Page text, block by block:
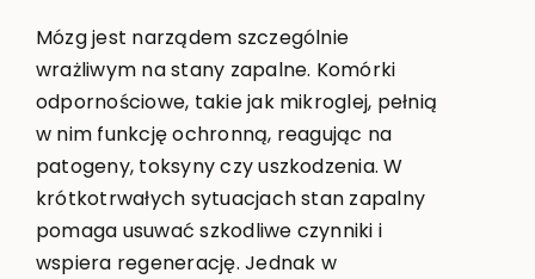
Mózg jest narządem szczególnie
wrażliwym na stany zapalne. Komórki
odpornościowe, takie jak mikroglej, pełnią
w nim funkcję ochronną, reagując na
patogeny, toksyny czy uszkodzenia. W
krótkotrwałych sytuacjach stan zapalny
pomaga usuwać szkodliwe czynniki i
wspiera regenerację. Jednak w